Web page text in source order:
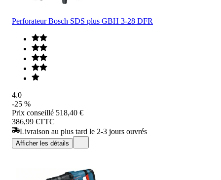
Perforateur Bosch SDS plus GBH 3-28 DFR
4.0
-25 %
Prix conseillé 518,40 €
386,99 €TTC
Livraison au plus tard le 2-3 jours ouvrés
Afficher les détails